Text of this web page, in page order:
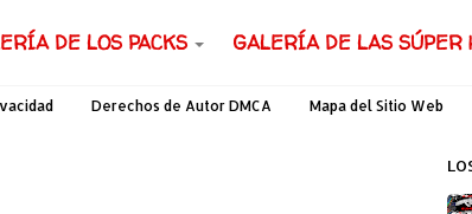
DE LOS PACKS GALERÍA DE LAS SÚPER
Derechos de Autor DMCA Mapa del Sitio Web